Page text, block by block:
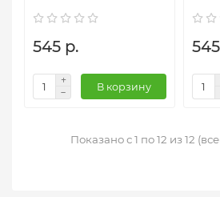
545 р.
В корзину
Показано с 1 по 12 из 12